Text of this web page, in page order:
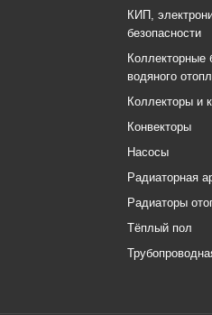
КИП,
безопасности
Коллекторные
водяного
Коллекторы и
Конвекторы
Насосы
Радиаторная
Радиаторы
Тёплый пол